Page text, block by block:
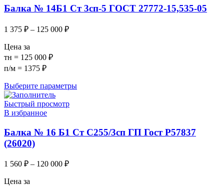
Балка № 14Б1 Ст 3сп-5 ГОСТ 27772-15,535-05
1 375 ₽ – 125 000 ₽
Цена за
тн = 125 000 ₽
п/м = 1375 ₽
Выберите параметры
Быстрый просмотр
В избранное
Балка № 16 Б1 Ст С255/3сп ГП Гост Р57837
(26020)
1 560 ₽ – 120 000 ₽
Цена за